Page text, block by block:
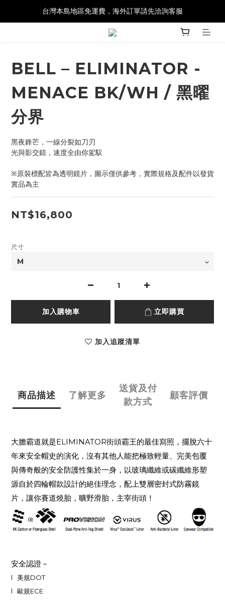
台灣本島地區免運費，海外訂單請先洽詢客服
BELL – ELIMINATOR -
MENACE BK/WH / 黑曜
分界
黑夜鋒芒，一線分裂如刀刃
光與影交錯，速度全由你駕馭
※原裝標配皆為透明鏡片，圖示僅供參考，實際規格及配件以發貨
實品為主
NT$16,800
尺寸
加入購物車 立即購買
加入追蹤清單
商品描述 了解更多
送貨及付
款方式
顧客評價
大膽霸道就是 ELIMINATOR街頭霸王的最佳寫照，擺脫六十
年來安全帽史的演化，沒有其他人能把極致輕量、完美包覆
與傳奇般的安全防護性集於一身，以玻璃纖維或碳纖維形塑
源自於四輪帽款設計的絕佳理念，配上雙層密封式防霧鏡
片，讓你賽道燒胎，曠野滑胎，主宰街頭！
安全認證 –
l 美規DOT
l 歐規ECE